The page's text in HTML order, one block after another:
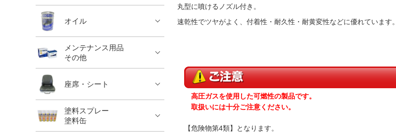
丸型に噴けるノズル付き。
速乾性でツヤがよく、付着性・耐久性・耐黄変性などに優れています。
高圧ガスを使用した可燃性の製品です。
取扱いには十分ご注意ください。
【危険物第4類】となります。
オイル
メンテナンス用品
その他
座席・シート
塗料スプレー
塗料缶